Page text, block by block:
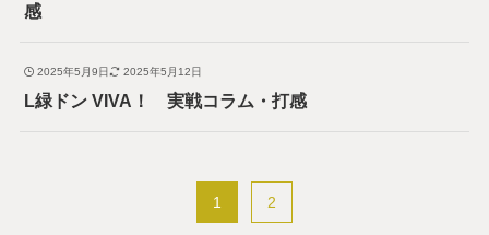
感
2025年5月9日 2025年5月12日
L緑ドン VIVA！ 実戦コラム・打感
1 2